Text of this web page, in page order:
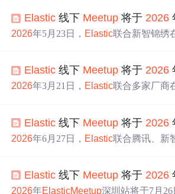
盖语义搜索、动态根因分析、Reranker
方向，推动搜索与AI深度融合。
Elastic 线下 Meetup 将于 2026
2026年5月23日， Elastic联合新智锦绣
stic 混合检索、Kibana大规模可视化实
ES API实现自然语言数据查询。活动突
Elastic 线下 Meetup 将于 2026
2026年3月21日， Elastic联合多家厂商
量）、AI Agent 构建器、百亿级 AI 搜
DC同步引擎ElasticRelay，以及基于
突破。
Elastic 线下 Meetup 将于 2026
2026年6月27日， Elastic联合腾讯、新
助性能优化人机协同范式、
测与调度、以及小米规模化向量检索优
Elastic 线下 Meetup 将于 2026
2026年ElasticMeetup深圳站将于7月